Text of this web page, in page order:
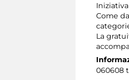
Come
La
060608